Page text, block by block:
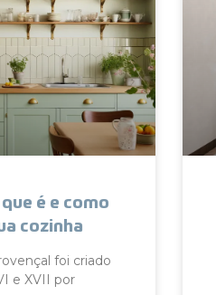
é e como
cozinha
foi criado
e XVII por